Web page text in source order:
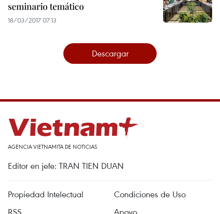
seminario temático
18/03/2017 07:13
Descargar
AGENCIA VIETNAMITA DE NOTICIAS
Editor en jefe: TRAN TIEN DUAN
Propiedad Intelectual
Condiciones de Uso